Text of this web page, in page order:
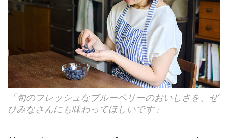
「旬のフレッシュなブルーベリーのおいしさを、ぜ
ひみなさんにも味わってほしいです」